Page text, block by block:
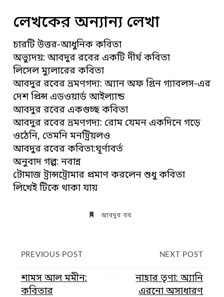
লেখকের অন্যান্য লেখা
চারটি উত্তর-আধুনিক কবিতা
অভ্যুদয়: আবদুর রবের একটি দীর্ঘ কবিতা
লিসেল ম্যুলারের কবিতা
আবদুর রবের ভ্রমণগদ্য: অ্যান অফ গ্রিন গ্যাবলস-এর
দেশ প্রিন্স এডওয়ার্ড আইল্যান্ড
আবদুর রবের একগুচ্ছ কবিতা
আবদুর রবের ভ্রমণগদ্য: রোম যেমন একদিনে গড়ে
ওঠেনি, তেমনি মনট্রিয়লও
আবদুর রবের কবিতা:ঘূর্ণাবর্ত
অনুবাদ গল্প: নবান্ন
টোমাজ ট্রান্সট্রোমার প্রমাণ করলেন শুধু কবিতা
লিখেই টিকে থাকা যায়
আবদুর রব
PREVIOUS POST
শামস আল মমীন:
কবিতার
NEXT POST
নাহার তৃণা: অ্যানি
এরনো অসাধারণ